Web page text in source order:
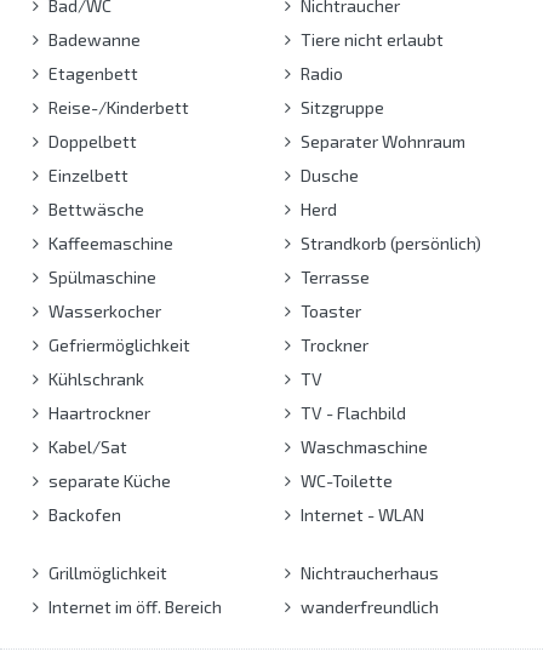
Bad/WC
Badewanne
Etagenbett
Reise-/Kinderbett
Doppelbett
Einzelbett
Bettwäsche
Kaffeemaschine
Spülmaschine
Wasserkocher
Gefriermöglichkeit
Kühlschrank
Haartrockner
Kabel/Sat
separate Küche
Backofen
Nichtraucher
Tiere nicht erlaubt
Radio
Sitzgruppe
Separater Wohnraum
Dusche
Herd
Strandkorb (persönlich)
Terrasse
Toaster
Trockner
TV
TV - Flachbild
Waschmaschine
WC-Toilette
Internet - WLAN
Grillmöglichkeit
Internet im öff. Bereich
Nichtraucherhaus
wanderfreundlich